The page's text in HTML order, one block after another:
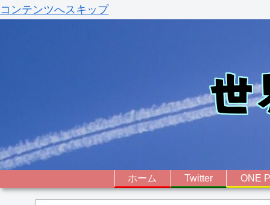
コンテンツへスキップ
ホーム Twitter ONE